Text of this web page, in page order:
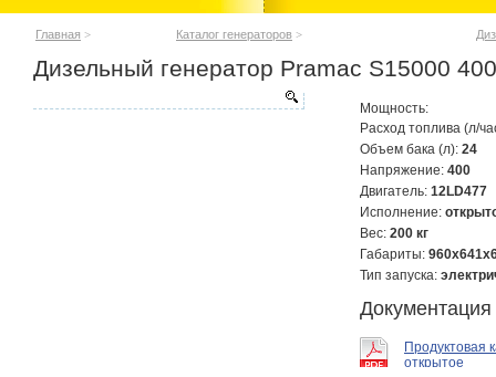
Главная > Каталог генераторов >
Дизельный генератор Pramac S15000
Мощность:
Расход топлива (л/
Объем бака (л): 24
Напряжение: 400
Двигатель: 12LD477
Исполнение:
Вес: 200 кг
Габариты:
Тип запуска:
Документация
Продуктовая
открытое